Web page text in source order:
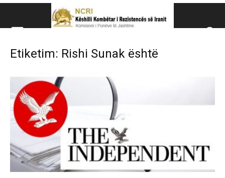
Këshillit Kombëtar të
Këshillit Kombëtar të Rezistencës së Iranit (NCRI)
Etiketim: Rishi Sunak është